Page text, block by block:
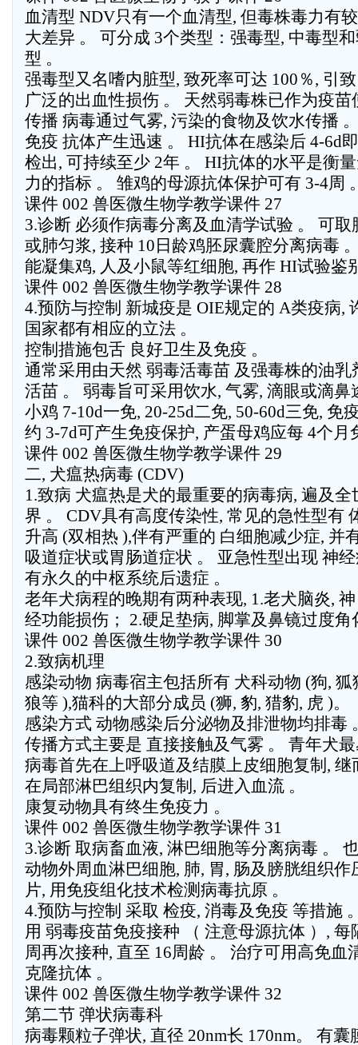
血清型 NDV只有一个血清型, 但毒株毒力有较
大差异 。 可分成 3个类型：强毒型, 中毒型
型 。
强毒型又名嗜内脏型, 致死率可达 100％, 引致
广泛的出血性损伤 。 天然弱毒株已作为疫苗
传播 病毒通过气雾, 污染的食物及饮水传播
免疫 抗体产生迅速 。 HI抗体在感染后 4-6d
检出, 可持续至少 2年 。 HI抗体的水平是衡
力的指标 。 雏鸡的母源抗体保护可有 3-4周
课件 002 兽医微生物学教学课件 27
3.诊断 必须作病毒分离及血清学试验 。 可取
或肺匀浆, 接种 10日龄鸡胚尿囊腔分离病毒
能凝集鸡, 人及小鼠等红细胞, 再作 HI试验鉴
课件 002 兽医微生物学教学课件 28
4.预防与控制 新城疫是 OIE规定的 A类疫病,
国家都有相应的立法 。
控制措施包舌 良好卫生及免疫 。
通常采用由天然 弱毒活毒苗 及强毒株的油乳
活苗 。 弱毒旨可采用饮水, 气雾, 滴眼或滴鼻
小鸡 7-10d一免, 20-25d二免, 50-60d三免, 免
约 3-7d可产生免疫保护, 产蛋母鸡应每 4个月
课件 002 兽医微生物学教学课件 29
二, 犬瘟热病毒 (CDV)
1.致病 犬瘟热是犬的最重要的病毒病, 遍及全
界 。 CDV具有高度传染性, 常见的急性型有
升高 (双相热 ),伴有严重的 白细胞减少症, 并
吸道症状或胃肠道症状 。 亚急性型出现 神
有永久的中枢系统后遗症 。
老年犬病程的晚期有两种表现, 1.老犬脑炎, 神
经功能损伤； 2.硬足垫病, 脚掌及鼻镜过度角
课件 002 兽医微生物学教学课件 30
2.致病机理
感染动物 病毒宿主包括所有 犬科动物 (狗, 狐
狼等 ),猫科的大部分成员 (狮, 豹, 猎豹, 虎 )。
感染方式 动物感染后分泌物及排泄物均排毒
传播方式主要是 直接接触及气雾 。 青年犬
病毒首先在上呼吸道及结膜上皮细胞复制, 继
在局部淋巴组织内复制, 后进入血流 。
康复动物具有终生免疫力 。
课件 002 兽医微生物学教学课件 31
3.诊断 取病畜血液, 淋巴细胞等分离病毒 。
动物外周血淋巴细胞, 肺, 胃, 肠及膀胱组织作
片, 用免疫组化技术检测病毒抗原 。
4.预防与控制 采取 检疫, 消毒及免疫 等措施
用 弱毒疫苗免疫接种 （ 注意母源抗体 ）, 每
周再次接种, 直至 16周龄 。 治疗可用高免血
克隆抗体 。
课件 002 兽医微生物学教学课件 32
第二节 弹状病毒科
病毒颗粒子弹状, 直径 20nm长 170nm。 有囊